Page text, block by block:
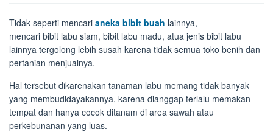
Tidak seperti mencari aneka bibit buah lainnya,
mencari bibit labu siam, bibit labu madu, atua jenis bibit labu
lainnya tergolong lebih susah karena tidak semua toko benih dan
pertanian menjualnya.
Hal tersebut dikarenakan tanaman labu memang tidak banyak
yang membudidayakannya, karena dianggap terlalu memakan
tempat dan hanya cocok ditanam di area sawah atau
perkebunanan yang luas.